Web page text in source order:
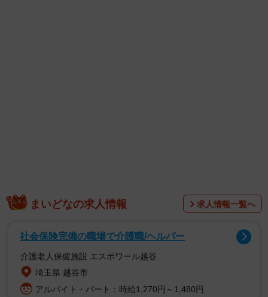
まいどなの求人情報 求人情報一覧へ
社会保険完備の職場で介護職/ヘルパー
介護老人保健施設 エスポワール越谷
埼玉県 越谷市
アルバイト・パート：時給1,270円～1,480円